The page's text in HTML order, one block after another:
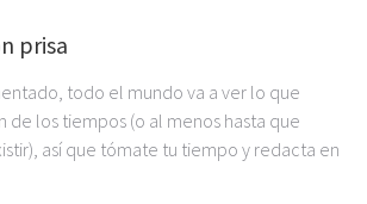
prisa
todo el mundo va a ver lo que
de los tiempos (o al menos hasta que
así que tómate tu tiempo y redacta en